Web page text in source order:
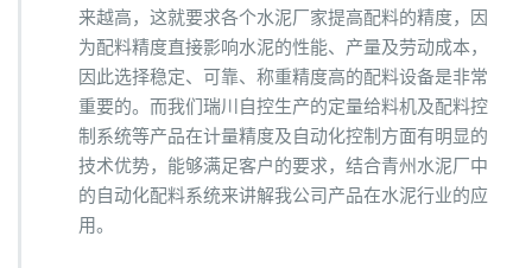
来越高，这就要求各个水泥厂家提高配料的精度，因
为配料精度直接影响水泥的性能、产量及劳动成本，
因此选择稳定、可靠、称重精度高的配料设备是非常
重要的。而我们瑞川自控生产的定量给料机及配料控
制系统等产品在计量精度及自动化控制方面有明显的
技术优势，能够满足客户的要求，结合青州水泥厂中
的自动化配料系统来讲解我公司产品在水泥行业的应
用。